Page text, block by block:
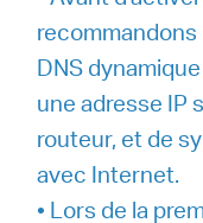
DNS
une adresse IP
routeur, et de
avec Internet.
• Lors de la